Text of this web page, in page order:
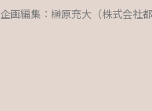
企画編集：榊原充大（株式会社